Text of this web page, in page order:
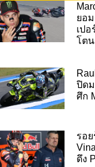
ยอ
เป
โตน
ปิด
ศึก
รอ
ดึง